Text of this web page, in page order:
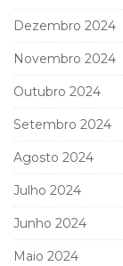
Dezembro 2024
Novembro 2024
Outubro 2024
Setembro 2024
Agosto 2024
Julho 2024
Junho 2024
Maio 2024